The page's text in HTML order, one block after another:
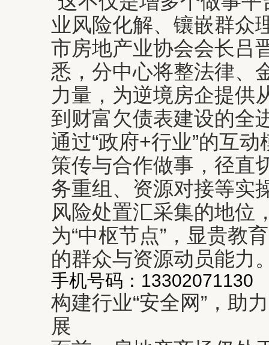
业风险化解、镶嵌群众
市房地产业协会会长吕
悉，分中心将整法律、
力量，为逆境房企提供
到财富欠债表建设的全
通过“政府+行业”的互
策传与合作做事，径直
务重组、资源对接等实
风险处置汇采集的地位
为“中枢节点”，显贵教
的群众与资源动员能力
手机号码：13302071130
构建行业“安全网”，助
展